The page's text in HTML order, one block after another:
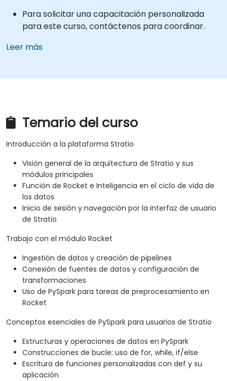
Para solicitar una capacitación personalizada
para este curso, contáctenos para coordinar.
Leer más
Temario del curso
Introducción a la plataforma Stratio
Visión general de la arquitectura de Stratio y sus
módulos principales
Función de Rocket e Inteligencia en el ciclo de vida de
los datos
Inicio de sesión y navegación por la interfaz de usuario
de Stratio
Trabajo con el módulo Rocket
Ingestión de datos y creación de pipelines
Conexión de fuentes de datos y configuración de
transformaciones
Uso de PySpark para tareas de preprocesamiento en
Rocket
Conceptos esenciales de PySpark para usuarios de Stratio
Estructuras y operaciones de datos en PySpark
Construcciones de bucle: uso de for, while, if/else
Escritura de funciones personalizadas con def y su
aplicación